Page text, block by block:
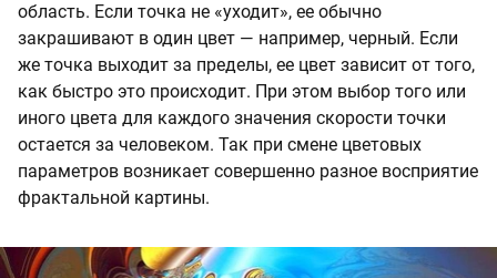
область. Если точка не «уходит», ее обычно
закрашивают в один цвет — например, черный. Если
же точка выходит за пределы, ее цвет зависит от того,
как быстро это происходит. При этом выбор того или
иного цвета для каждого значения скорости точки
остается за человеком. Так при смене цветовых
параметров возникает совершенно разное восприятие
фрактальной картины.